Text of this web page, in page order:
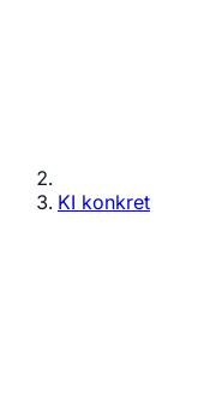
KI konkret